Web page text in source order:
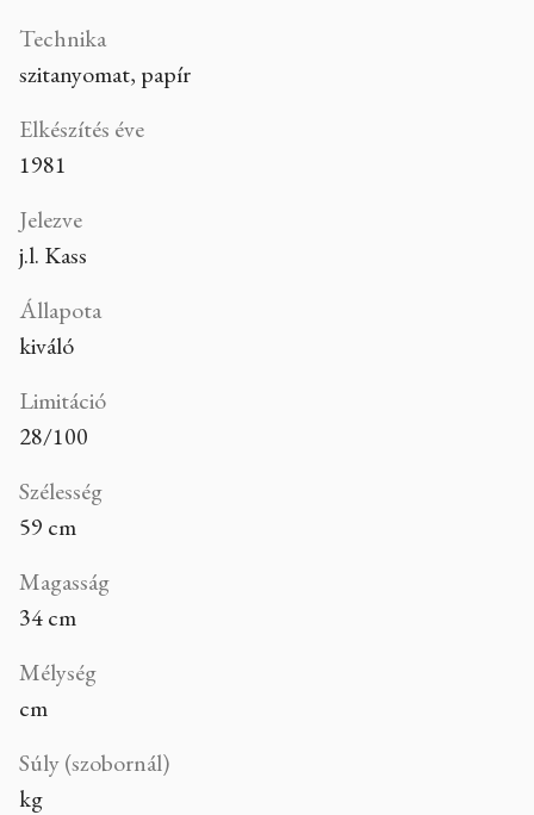
Technika
szitanyomat, papír
Elkészítés éve
1981
Jelezve
j.l. Kass
Állapota
kiváló
Limitáció
28/100
Szélesség
59 cm
Magasság
34 cm
Mélység
cm
Súly (szobornál)
kg